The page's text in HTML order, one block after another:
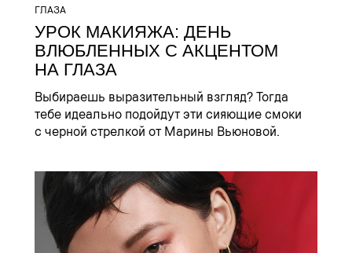
ГЛАЗА
УРОК МАКИЯЖА: ДЕНЬ
ВЛЮБЛЕННЫХ С АКЦЕНТОМ
НА ГЛАЗА
Выбираешь выразительный взгляд? Тогда
тебе идеально подойдут эти сияющие смоки
с черной стрелкой от Марины Вьюновой.